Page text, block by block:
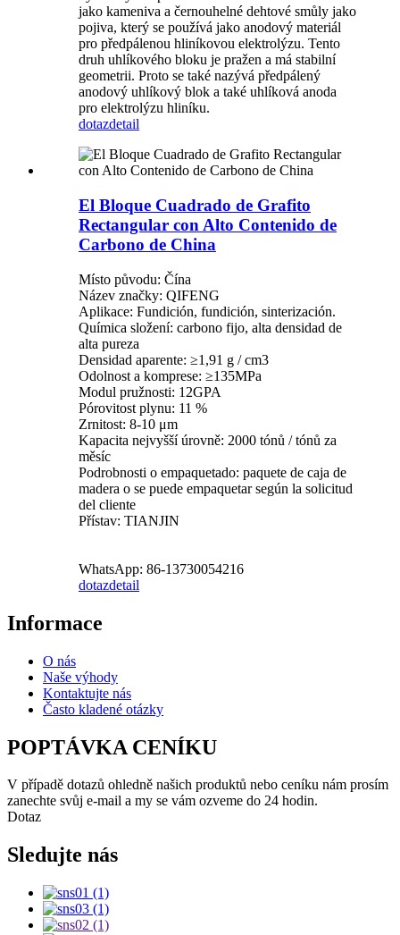
jako kameniva a černouhelné dehtové smůly jako
pojiva, který se používá jako anodový materiál
pro předpálenou hliníkovou elektrolýzu. Tento
druh uhlíkového bloku je pražen a má stabilní
geometrii. Proto se také nazývá předpálený
anodový uhlíkový blok a také uhlíková anoda
pro elektrolýzu hliníku.
dotazdetail
El Bloque Cuadrado de Grafito
Rectangular con Alto Contenido de
Carbono de China
Místo původu: Čína
Název značky: QIFENG
Aplikace: Fundición, fundición, sinterización.
Química složení: carbono fijo, alta densidad de
alta pureza
Densidad aparente: ≥1,91 g / cm3
Odolnost a komprese: ≥135MPa
Modul pružnosti: 12GPA
Pórovitost plynu: 11 %
Zrnitost: 8-10 μm
Kapacita nejvyšší úrovně: 2000 tónů / tónů za
měsíc
Podrobnosti o empaquetado: paquete de caja de
madera o se puede empaquetar según la solicitud
del cliente
Přístav: TIANJIN
WhatsApp: 86-13730054216
dotazdetail
Informace
O nás
Naše výhody
Kontaktujte nás
Často kladené otázky
POPTÁVKA CENÍKU
V případě dotazů ohledně našich produktů nebo ceníku nám prosím
zanechte svůj e-mail a my se vám ozveme do 24 hodin.
Dotaz
Sledujte nás